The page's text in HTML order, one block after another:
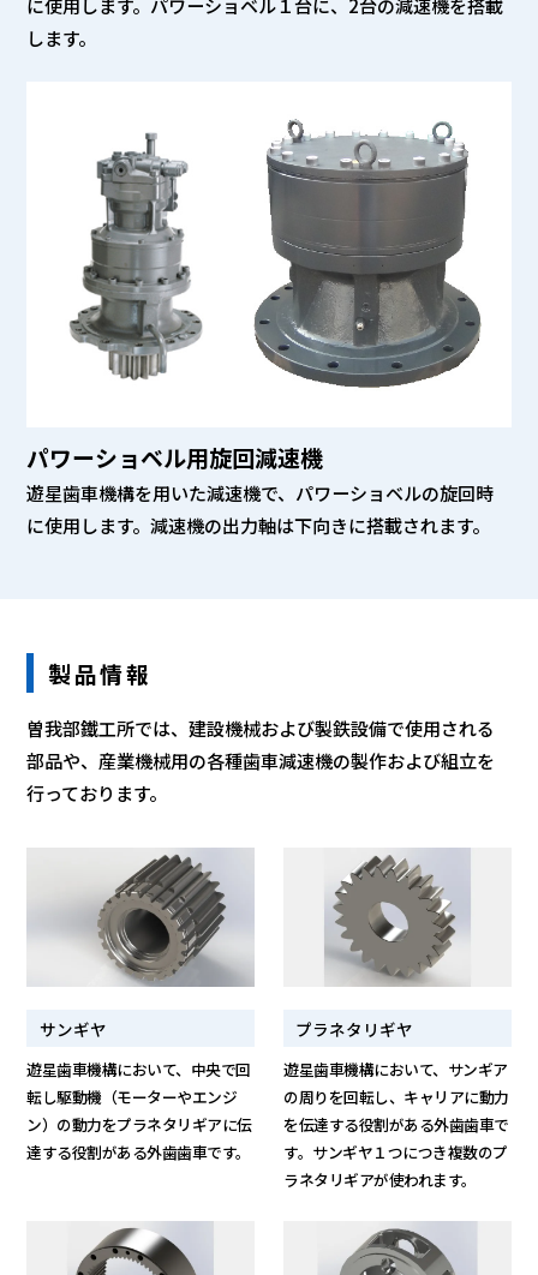
に使用します。パワーショベル１台に、2台の減速機を搭載
します。
パワーショベル用旋回減速機
遊星歯車機構を用いた減速機で、パワーショベルの旋回時
に使用します。減速機の出力軸は下向きに搭載されます。
製品情報
曽我部鐵工所では、建設機械および製鉄設備で使用される
部品や、産業機械用の各種歯車減速機の製作および組立を
行っております。
サンギヤ
遊星歯車機構において、中央で回
転し駆動機（モーターやエンジ
ン）の動力をプラネタリギアに伝
達する役割がある外歯歯車です。
プラネタリギヤ
遊星歯車機構において、サンギア
の周りを回転し、キャリアに動力
を伝達する役割がある外歯歯車で
す。サンギヤ１つにつき複数のプ
ラネタリギアが使われます。